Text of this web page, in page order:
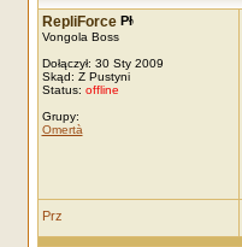
RepliForce
Vongola Boss
Dołączył: 30 Sty 2009
Skąd: Z Pustyni
Status: offline
Grupy:
Omertà